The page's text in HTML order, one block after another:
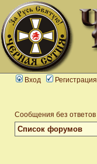
Вход Регистрация
Сообщения без ответов
Список форумов